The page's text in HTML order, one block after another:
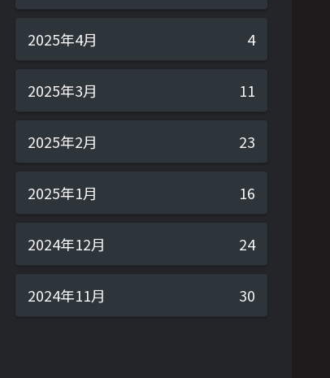
2025年4月 4
2025年3月 11
2025年2月 23
2025年1月 16
2024年12月 24
2024年11月 30